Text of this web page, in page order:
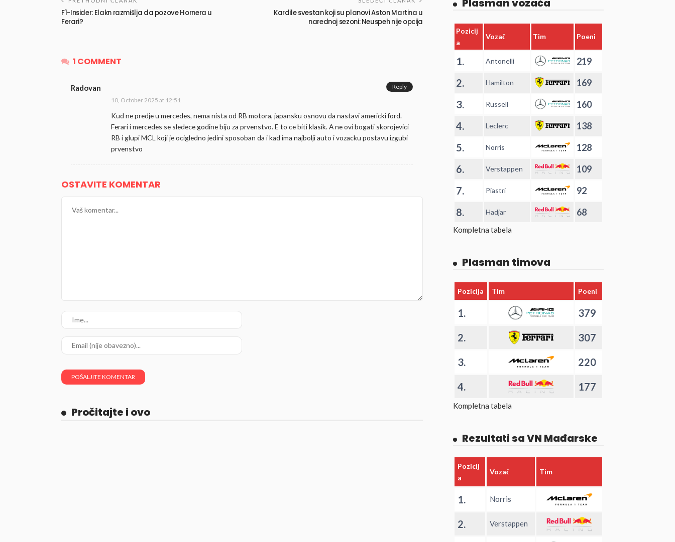
F1-Insider: Elakn razmišlja da pozove Hornera u
Ferari?
Kardile svestan koji su planovi Aston Martina u
narednoj sezoni: Neuspeh nije opcija
1 COMMENT
Radovan
10, October 2025 at 12:51
Kud ne predje u mercedes, nema nista od RB motora, japansku osnovu da nastavi americki ford.
Ferari i mercedes se sledece godine biju za prvenstvo. E to ce biti klasik. A ne ovi bogati skorojevici
RB i glupi MCL koji je ocigledno jedini sposoban da i kad ima najbolji auto i vozacku postavu izgubi
prvenstvo
Reply
OSTAVITE KOMENTAR
Pročitajte i ovo
Plasman vozača
Pozicij
a
Vozač Tim Poeni
1. Antonelli 219
2. Hamilton 169
3. Russell 160
4. Leclerc 138
5. Norris 128
6. Verstappen 109
7. Piastri 92
8. Hadjar 68
Kompletna tabela
Plasman timova
Pozicija Tim Poeni
1. 379
2. 307
3. 220
4. 177
Kompletna tabela
Rezultati sa VN Mađarske
Pozicij
a
Vozač Tim
1. Norris
2. Verstappen